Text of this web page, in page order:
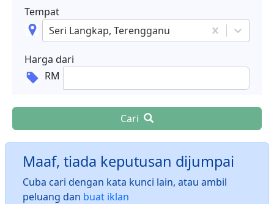
Tempat
Seri Langkap, Terengganu
Harga dari
RM
Cari
Maaf, tiada keputusan dijumpai
Cuba cari dengan kata kunci lain, atau ambil
peluang dan buat iklan